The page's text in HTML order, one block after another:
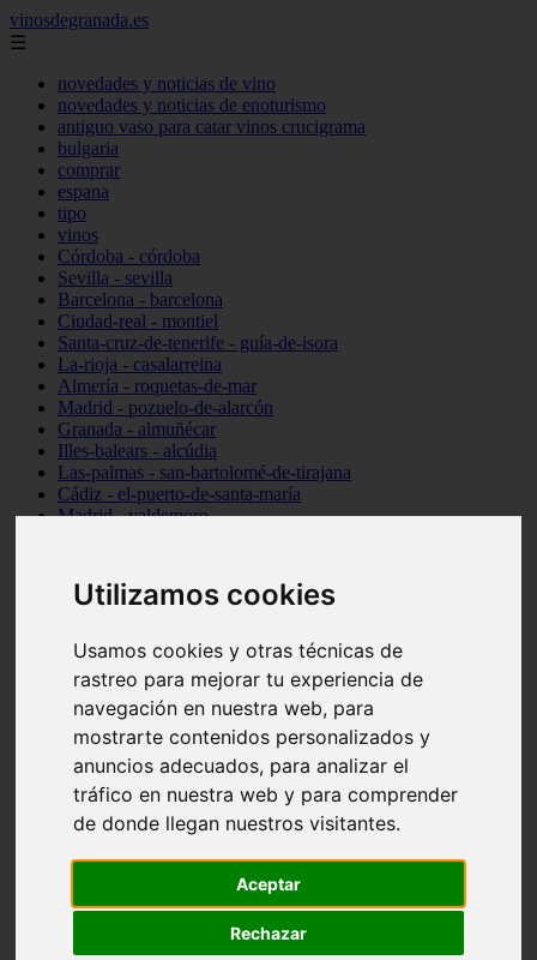
Utilizamos cookies
Usamos cookies y otras técnicas de
rastreo para mejorar tu experiencia de
navegación en nuestra web, para
mostrarte contenidos personalizados y
anuncios adecuados, para analizar el
tráfico en nuestra web y para comprender
de donde llegan nuestros visitantes.
Aceptar
Rechazar
vinosdegranada.es
☰
novedades y noticias de vino
novedades y noticias de enoturismo
antiguo vaso para catar vinos crucigrama
bulgaria
comprar
espana
tipo
vinos
Córdoba - córdoba
Sevilla - sevilla
Barcelona - barcelona
Ciudad-real - montiel
Santa-cruz-de-tenerife - guía-de-isora
La-rioja - casalarreina
Almería - roquetas-de-mar
Madrid - pozuelo-de-alarcón
Granada - almuñécar
Illes-balears - alcúdia
Las-palmas - san-bartolomé-de-tirajana
Cádiz - el-puerto-de-santa-maría
Madrid - valdemoro
Cantabria - suances
Sevilla - bormujos
Málaga - júzcar
Huesca - alquézar
Huesca - castejón-de-sos
Lleida - alt-àneu
Córdoba - almedinilla
Navarra - zangoza
Cantabria - arenas-de-iguña
Barcelona - la-pobla-de-lillet
Murcia - cartagena
Madrid - nuevo-baztán